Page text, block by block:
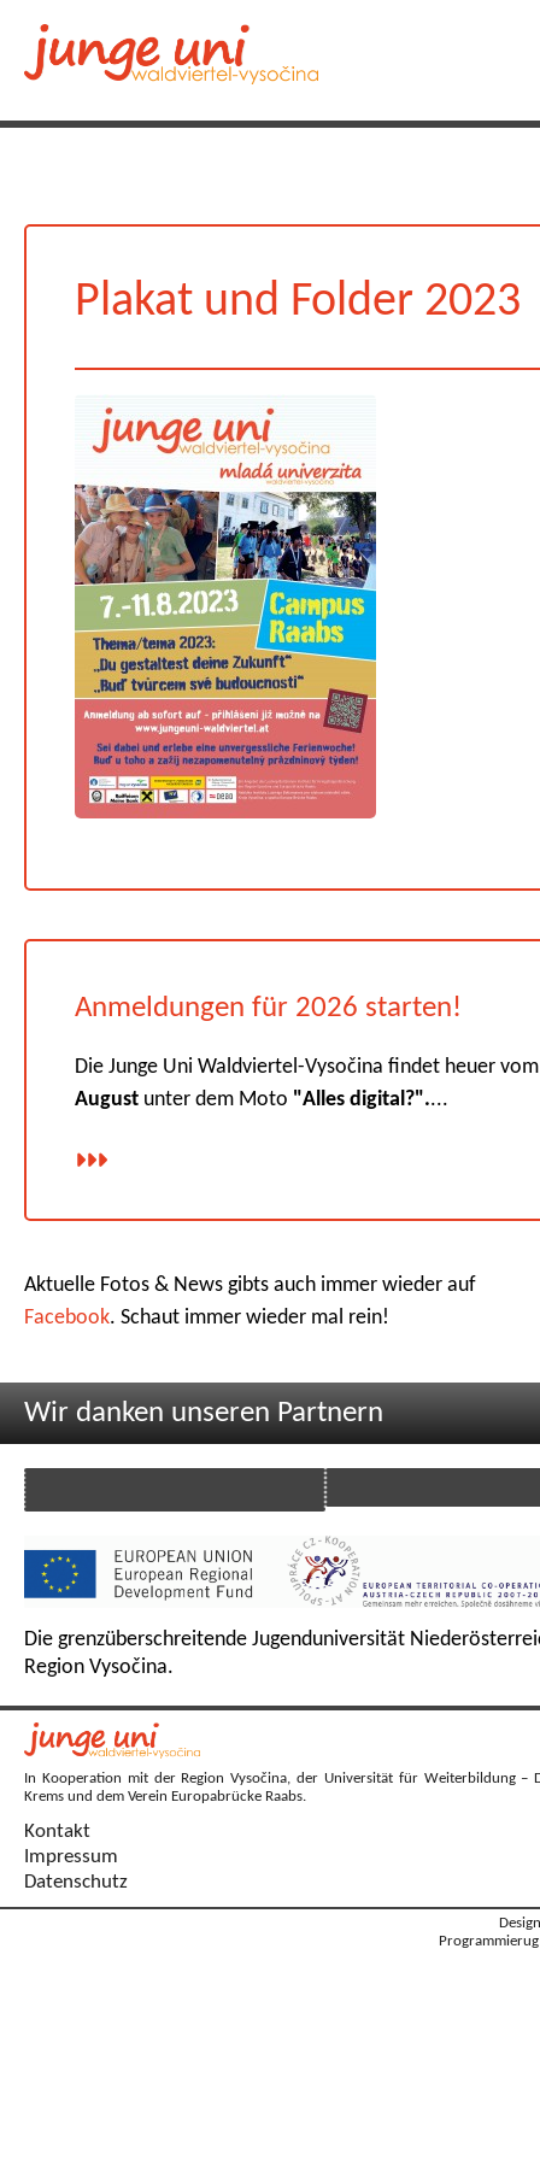
Plakat und Folder 2023
Anmeldungen für 2026 starten!
Die Junge Uni Waldviertel-Vysočina findet heuer
August unter dem Moto "Alles digital?"....
Aktuelle Fotos & News gibts auch immer wieder auf
Facebook. Schaut immer wieder mal rein!
Wir danken unseren Partnern
Die grenzüberschreitende Jugenduniversität
Region Vysočina.
In Kooperation mit der Region Vysočina, der Universität für Weiterbildung –
Krems und dem Verein Europabrücke Raabs.
Kontakt
Impressum
Datenschutz